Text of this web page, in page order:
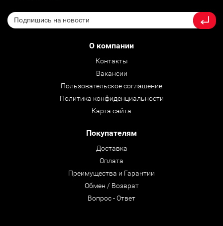
О компании
Контакты
Вакансии
Пользовательское соглашение
Политика конфиденциальности
Карта сайта
Покупателям
Доставка
Оплата
Преимущества и Гарантии
Обмен / Возврат
Вопрос - Ответ